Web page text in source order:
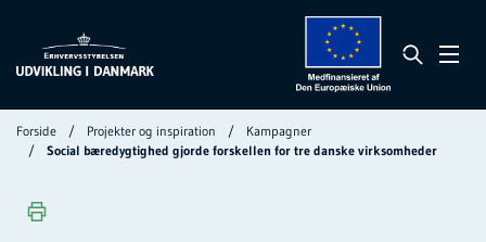
Forside Projekter og inspiration
Kampagner
Social bæredygtighed gjorde forskellen for tre danske virksomheder